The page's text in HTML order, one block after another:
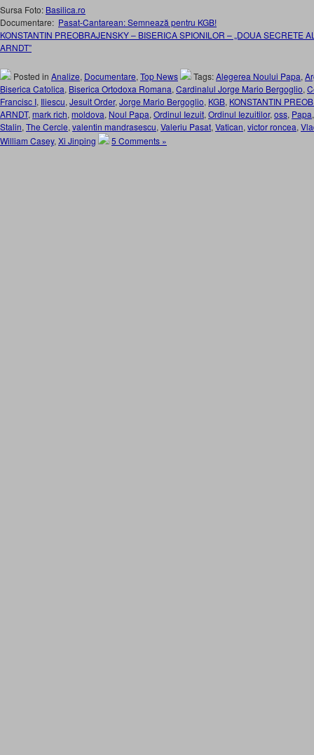
Sursa Foto: Basilica.ro
Documentare: Pasat-Cantarean: Semnează pentru KGB!
KONSTANTIN PREOBRAJENSKY – BISERICA SPIONILOR – „DOUA SECRETE
ARNDT”
Posted in Analize, Documentare, Top News Tags:Alegerea Noului Papa,
Biserica Catolica, Biserica Ortodoxa Romana, Cardinalul Jorge Mario Bergoglio,
Francisc I, Iliescu, Jesuit Order, Jorge Mario Bergoglio, KGB, KONSTANTIN
ARNDT, mark rich, moldova, Noul Papa, Ordinul Iezuit, Ordinul Iezuitilor, oss, Papa
Stalin, The Cercle, valentin mandrasescu, Valeriu Pasat, Vatican, victor roncea,
William Casey, Xi Jinping 5 Comments »